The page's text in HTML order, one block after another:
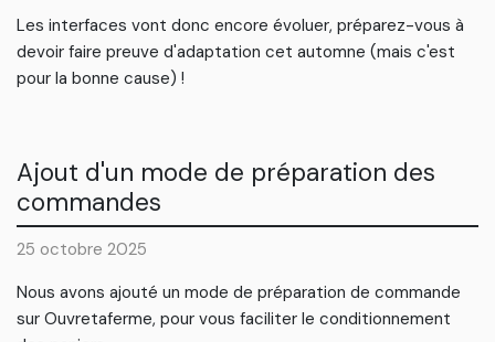
Les interfaces vont donc encore évoluer, préparez-vous à
devoir faire preuve d'adaptation cet automne (mais c'est
pour la bonne cause) !
Ajout d'un mode de préparation des
commandes
25 octobre 2025
Nous avons ajouté un mode de préparation de commande
sur Ouvretaferme, pour vous faciliter le conditionnement